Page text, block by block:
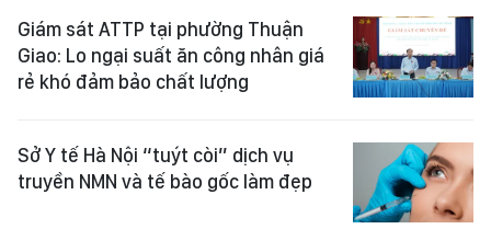
Giám sát ATTP tại phường Thuận
Giao: Lo ngại suất ăn công nhân giá
rẻ khó đảm bảo chất lượng
Sở Y tế Hà Nội “tuýt còi” dịch vụ
truyền NMN và tế bào gốc làm đẹp